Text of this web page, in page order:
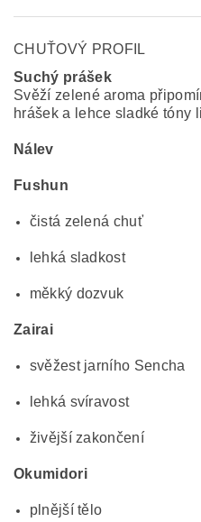
CHUŤOVÝ PROFIL
Suchý prášek
Svěží zelené aroma
hrášek a lehce sladké tóny
Nálev
Fushun
čistá zelená chuť
lehká sladkost
měkký dozvuk
Zairai
svěžest jarního Sencha
lehká svíravost
živější zakončení
Okumidori
plnější tělo